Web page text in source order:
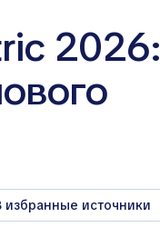
2026:
избранные источники